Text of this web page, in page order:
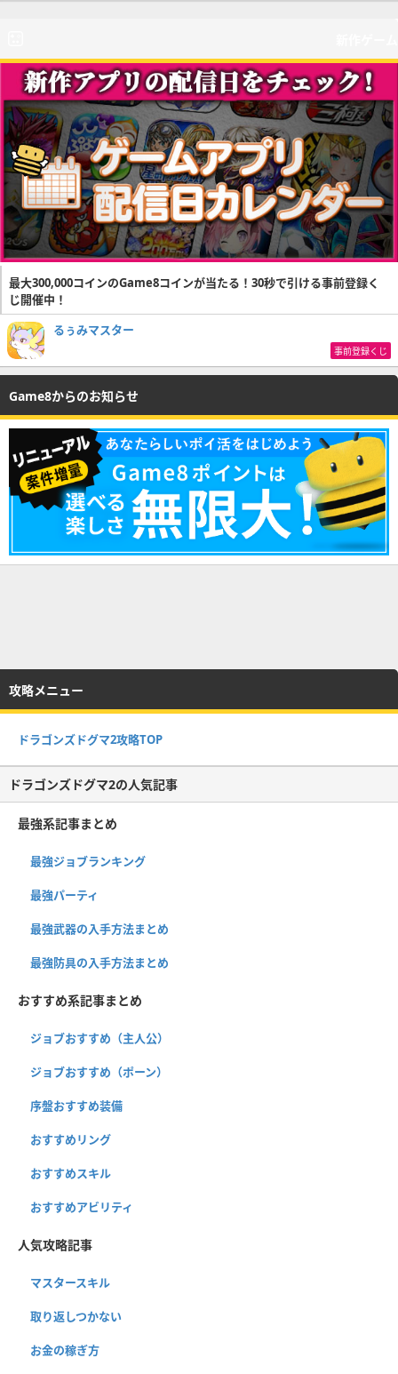
最大300,000コインのGame8コインが当たる！30秒で引ける事前登録く
じ開催中！
るぅみマスター
事前登録くじ
Game8からのお知らせ
攻略メニュー
ドラゴンズドグマ2攻略TOP
ドラゴンズドグマ2の人気記事
最強系記事まとめ
最強ジョブランキング
最強パーティ
最強武器の入手方法まとめ
最強防具の入手方法まとめ
おすすめ系記事まとめ
ジョブおすすめ（主人公）
ジョブおすすめ（ポーン）
序盤おすすめ装備
おすすめリング
おすすめスキル
おすすめアビリティ
人気攻略記事
マスタースキル
取り返しつかない
お金の稼ぎ方